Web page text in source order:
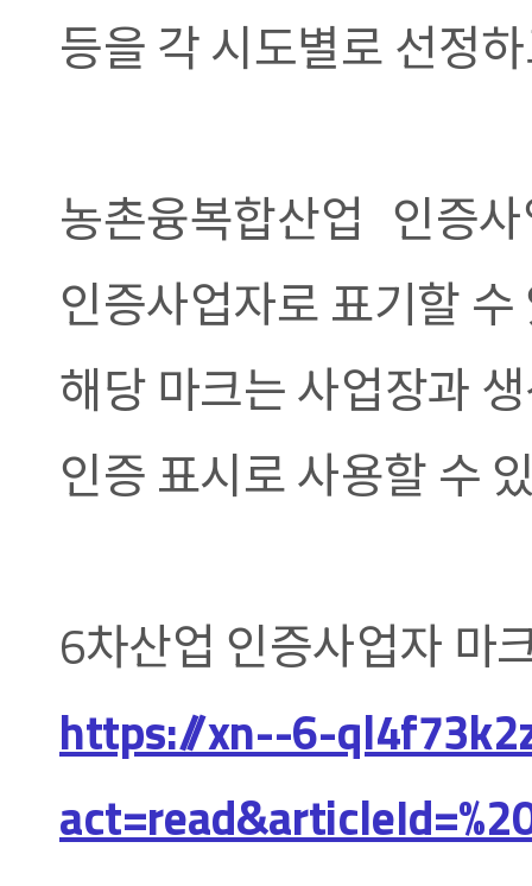
등을 각 시도별로 선정
농촌융복합산업 인증
인증사업자로 표기할
해당 마크는 사업장과
인증 표시로 사용할 수
6차산업 인증사업자 마
https://xn--6-